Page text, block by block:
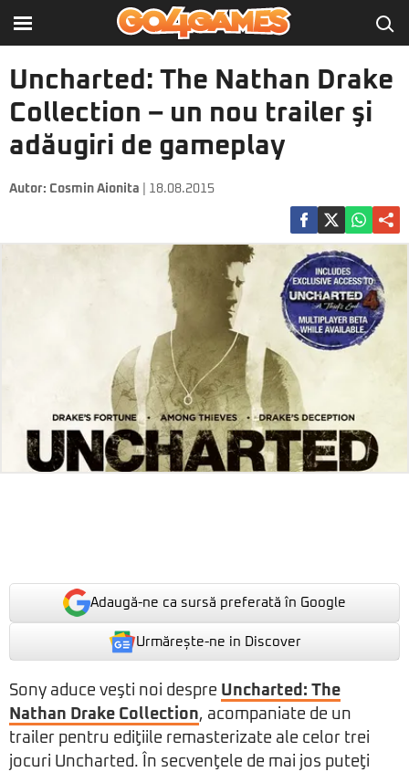
Uncharted: The Nathan Drake
Collection – un nou trailer şi
adăugiri de gameplay
Autor: Cosmin Aionita | 18.08.2015
Adaugă-ne ca sursă preferată în Google
Urmărește-ne in Discover
Sony aduce veşti noi despre Uncharted: The
Nathan Drake Collection, acompaniate de un
trailer pentru ediţiile remasterizate ale celor trei
jocuri Uncharted. În secvenţele de mai jos puteţi